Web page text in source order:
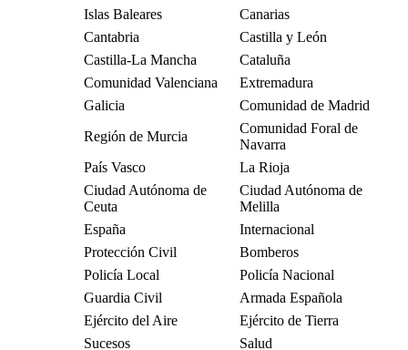
Islas Baleares
Canarias
Cantabria
Castilla y León
Castilla-La Mancha
Cataluña
Comunidad Valenciana
Extremadura
Galicia
Comunidad de Madrid
Región de Murcia
Comunidad Foral de
Navarra
País Vasco
La Rioja
Ciudad Autónoma de
Ceuta
Ciudad Autónoma de
Melilla
España
Internacional
Protección Civil
Bomberos
Policía Local
Policía Nacional
Guardia Civil
Armada Española
Ejército del Aire
Ejército de Tierra
Sucesos
Salud